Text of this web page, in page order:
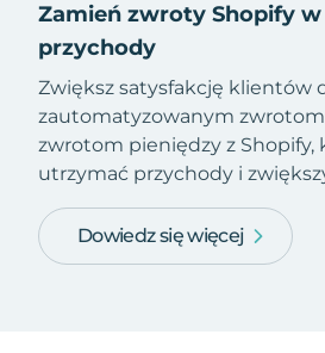
Zamień zwroty Shopify
przychody
Zwiększ satysfakcję klientów
zautomatyzowanym
zwrotom pieniędzy z Shopify,
utrzymać przychody i
Dowiedz się więcej